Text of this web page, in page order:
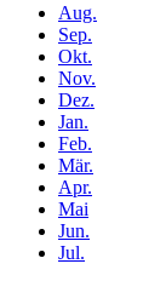
Aug.
Sep.
Okt.
Nov.
Dez.
Jan.
Feb.
Mär.
Apr.
Mai
Jun.
Jul.